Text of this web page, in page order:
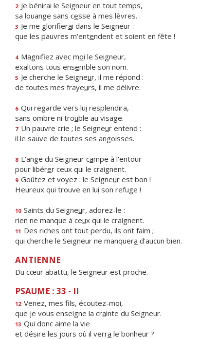
2 Je bénirai le Seigneur en tout temps,
sa louange sans cesse à mes lèvres.
3 Je me glorifierai dans le Seigneur :
que les pauvres m'entendent et soient en fête !
4 Magnifiez avec moi le Seigneur,
exaltons tous ensemble son nom.
5 Je cherche le Seigneur, il me répond :
de toutes mes frayeurs, il me délivre.
6 Qui regarde vers lui resplendira,
sans ombre ni trouble au visage.
7 Un pauvre crie ; le Seigneur entend :
il le sauve de toutes ses angoisses.
8 L'ange du Seigneur campe à l'entour
pour libérer ceux qui le craignent.
9 Goûtez et voyez : le Seigneur est bon !
Heureux qui trouve en lui son refuge !
10 Saints du Seigneur, adorez-le :
rien ne manque à ceux qui le craignent.
11 Des riches ont tout perdu, ils ont faim ;
qui cherche le Seigneur ne manquera d'aucun bien.
ANTIENNE
Du cœur abattu, le Seigneur est proche.
PSAUME : 33 - II
12 Venez, mes fls, écoutez-moi,
que je vous enseigne la crainte du Seigneur.
13 Qui donc aime la vie
et désire les jours où il verra le bonheur ?